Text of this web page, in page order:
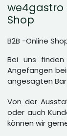
we4gastro
Shop
B2B -Online
Bei uns
Angefangen
angesagten Bar.
Von der
oder auch
können wir